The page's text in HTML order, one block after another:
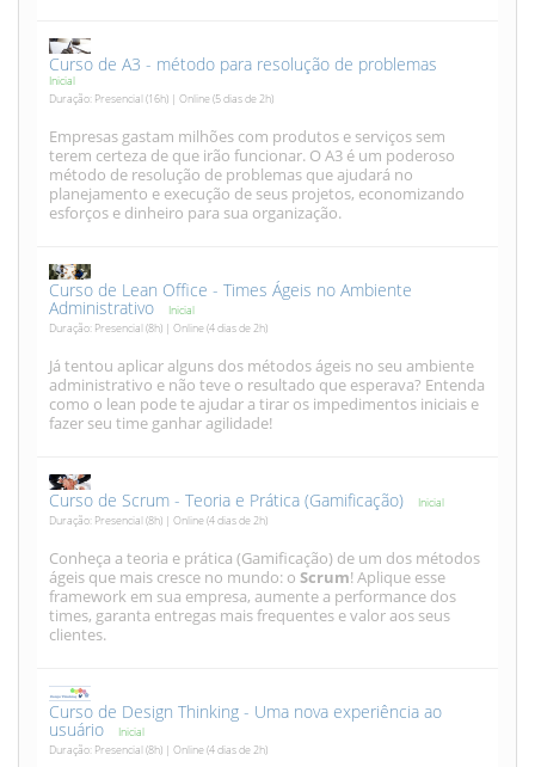
Curso de A3 - método para resolução de problemas
Inicial
Duração: Presencial (16h) | Online (5 dias de 2h)
Empresas gastam milhões com produtos e serviços sem
terem certeza de que irão funcionar. O A3 é um poderoso
método de resolução de problemas que ajudará no
planejamento e execução de seus projetos, economizando
esforços e dinheiro para sua organização.
Curso de Lean Office - Times Ágeis no Ambiente
Administrativo
Inicial
Duração: Presencial (8h) | Online (4 dias de 2h)
Já tentou aplicar alguns dos métodos ágeis no seu ambiente
administrativo e não teve o resultado que esperava? Entenda
como o lean pode te ajudar a tirar os impedimentos iniciais e
fazer seu time ganhar agilidade!
Curso de Scrum - Teoria e Prática (Gamificação)
Inicial
Duração: Presencial (8h) | Online (4 dias de 2h)
Conheça a teoria e prática (Gamificação) de um dos métodos
ágeis que mais cresce no mundo: o Scrum! Aplique esse
framework em sua empresa, aumente a performance dos
times, garanta entregas mais frequentes e valor aos seus
clientes.
Curso de Design Thinking - Uma nova experiência ao
usuário
Inicial
Duração: Presencial (8h) | Online (4 dias de 2h)